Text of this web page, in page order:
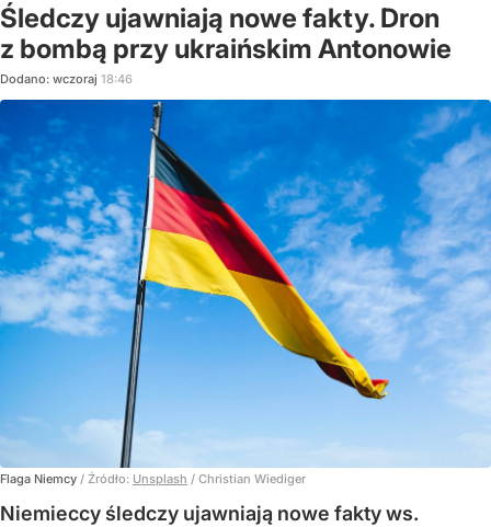
Śledczy ujawniają nowe fakty. Dron
z bombą przy ukraińskim Antonowie
Dodano: wczoraj 18:46
Flaga Niemcy / Źródło: Unsplash / Christian Wiediger
Niemieccy śledczy ujawniają nowe fakty ws.